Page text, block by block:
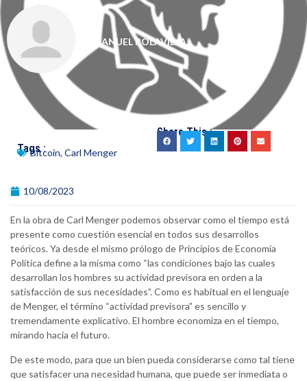
MANUEL POLAVIEJA
Tags :Bitcoin, Carl Menger
Share This :
10/08/2023
En la obra de Carl Menger podemos observar como el tiempo está
presente como cuestión esencial en todos sus desarrollos
teóricos. Ya desde el mismo prólogo de Principios de Economía
Política define a la misma como “las condiciones bajo las cuales
desarrollan los hombres su actividad previsora en orden a la
satisfacción de sus necesidades”. Como es habitual en el lenguaje
de Menger, el término “actividad previsora” es sencillo y
tremendamente explicativo. El hombre economiza en el tiempo,
mirando hacia el futuro.
De este modo, para que un bien pueda considerarse como tal tiene
que satisfacer una necesidad humana, que puede ser inmediata o